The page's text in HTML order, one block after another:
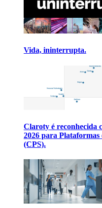
Vida, ininterrupta.
Claroty é reconhecida
2026 para Plataformas
(CPS).